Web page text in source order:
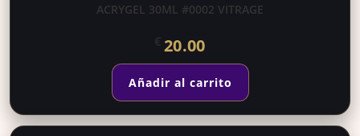
ACRYGEL 30ML #0002 VITRAGE
20.00
Añadir al carrito